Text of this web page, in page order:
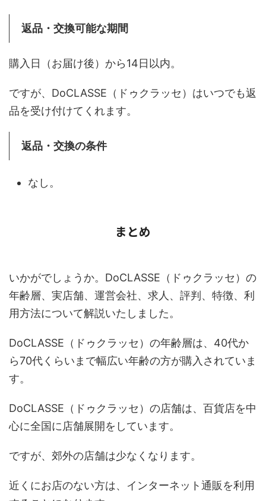
返品・交換可能な期間
購入日（お届け後）から14日以内。
ですが、DoCLASSE（ドゥクラッセ）はいつでも返
品を受け付けてくれます。
返品・交換の条件
なし。
まとめ
いかがでしょうか。DoCLASSE（ドゥクラッセ）の
年齢層、実店舗、運営会社、求人、評判、特徴、利
用方法について解説いたしました。
DoCLASSE（ドゥクラッセ）の年齢層は、40代か
ら70代くらいまで幅広い年齢の方が購入されていま
す。
DoCLASSE（ドゥクラッセ）の店舗は、百貨店を中
心に全国に店舗展開をしています。
ですが、郊外の店舗は少なくなります。
近くにお店のない方は、インターネット通販を利用